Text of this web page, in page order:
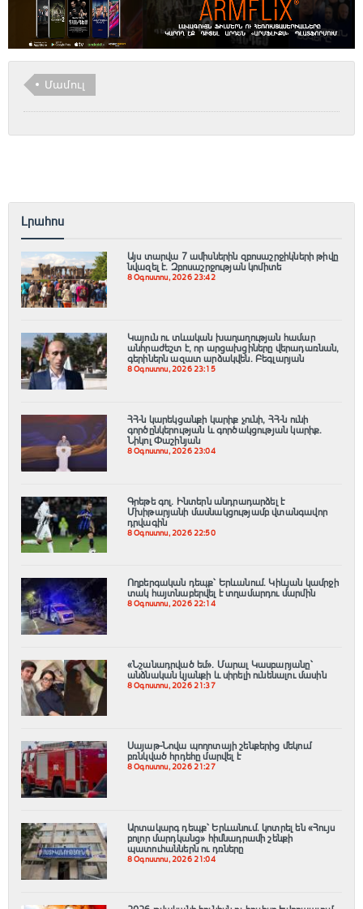
Մամուլ
Լրահոս
Այս տարվա 7 ամիսներին զբոսաշրջիկների թիվը
նվազել է. Զբոսաշրջության կոմիտե
8 Օգոստոս, 2026 23:42
Կայուն ու տևական խաղաղության համար
անհրաժեշտ է, որ արցախցիները վերադառնան,
գերիներն ազատ արձակվեն․ Բեգլարյան
8 Օգոստոս, 2026 23:15
ՀՀ-ն կարեկցանքի կարիք չունի, ՀՀ-ն ունի
գործընկերության և գործակցության կարիք․
Նիկոլ Փաշինյան
8 Օգոստոս, 2026 23:04
Գրեթե գոլ. Ինտերն անդրադարձել է
Մխիթարյանի մասնակցությամբ վտանգավոր
դրվագին
8 Օգոստոս, 2026 22:50
Ողբերգական դեպք՝ Երևանում․ Կիևյան կամրջի
տակ հայտնաբերվել է տղամարդու մարմին
8 Օգոստոս, 2026 22:14
«Նշանադրված եմ». Մարալ Կասբարյանը՝
անձնական կյանքի և սիրելի ունենալու մասին
8 Օգոստոս, 2026 21:37
Սայաթ-Նովա պողոտայի շենքերից մեկում
բռնկված հրդեհը մարվել է
8 Օգոստոս, 2026 21:27
Արտակարգ դեպք՝ Երևանում․ կոտրել են «Հույս
բոլոր մարդկանց» հիմնադրամի շենքի
պատուհաններն ու դռները
8 Օգոստոս, 2026 21:04